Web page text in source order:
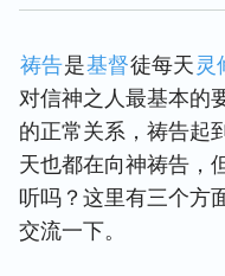
祷告是基督徒每天 灵
对信神之人最基本的
的正常关系，祷告起
天也都在向神祷告，
听吗？这里有三个方
交流一下。